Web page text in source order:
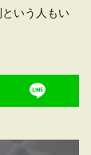
いう人もい